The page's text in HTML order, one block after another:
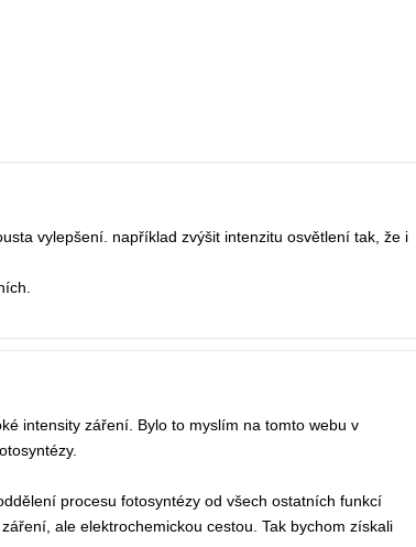
vylepšení. například zvýšit intenzitu osvětlení tak, že i
intensity záření. Bylo to myslím na tomto webu v
procesu fotosyntézy od všech ostatních funkcí
ale elektrochemickou cestou. Tak bychom získali